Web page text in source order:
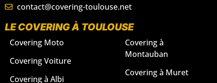
contact@covering-toulouse.net
LE COVERING À TOULOUSE
Covering Moto
Covering Voiture
Covering à Albi
Covering à
Montauban
Covering à Muret